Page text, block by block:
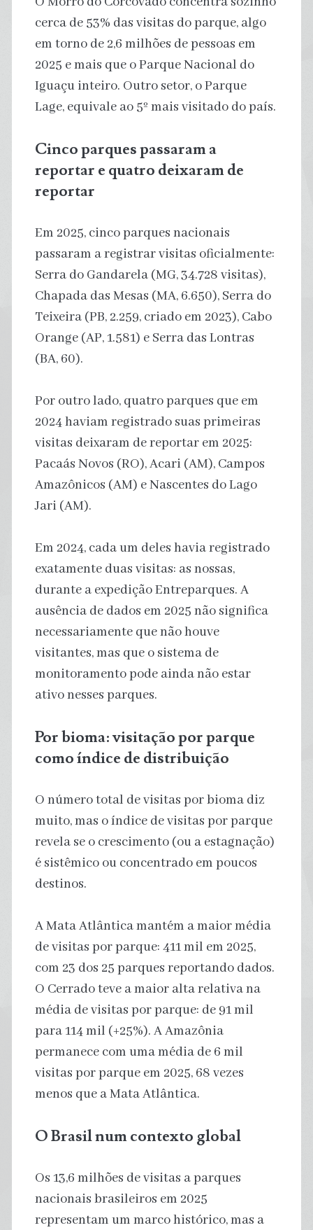
cerca de 53% das visitas do parque, algo
em torno de 2,6 milhões de pessoas em
2025 e mais que o Parque Nacional do
Iguaçu inteiro. Outro setor, o Parque
Lage, equivale ao 5º mais visitado do país.
Cinco parques passaram a
reportar e quatro deixaram de
reportar
Em 2025, cinco parques nacionais
passaram a registrar visitas oficialmente:
Serra do Gandarela (MG, 34.728 visitas),
Chapada das Mesas (MA, 6.650), Serra do
Teixeira (PB, 2.259, criado em 2023), Cabo
Orange (AP, 1.581) e Serra das Lontras
(BA, 60).
Por outro lado, quatro parques que em
2024 haviam registrado suas primeiras
visitas deixaram de reportar em 2025:
Pacaás Novos (RO), Acari (AM), Campos
Amazônicos (AM) e Nascentes do Lago
Jari (AM).
Em 2024, cada um deles havia registrado
exatamente duas visitas: as nossas,
durante a expedição Entreparques. A
ausência de dados em 2025 não significa
necessariamente que não houve
visitantes, mas que o sistema de
monitoramento pode ainda não estar
ativo nesses parques.
Por bioma: visitação por parque
como índice de distribuição
O número total de visitas por bioma diz
muito, mas o índice de visitas por parque
revela se o crescimento (ou a estagnação)
é sistêmico ou concentrado em poucos
destinos.
A Mata Atlântica mantém a maior média
de visitas por parque: 411 mil em 2025,
com 23 dos 25 parques reportando dados.
O Cerrado teve a maior alta relativa na
média de visitas por parque: de 91 mil
para 114 mil (+25%). A Amazônia
permanece com uma média de 6 mil
visitas por parque em 2025, 68 vezes
menos que a Mata Atlântica.
O Brasil num contexto global
Os 13,6 milhões de visitas a parques
nacionais brasileiros em 2025
representam um marco histórico, mas a